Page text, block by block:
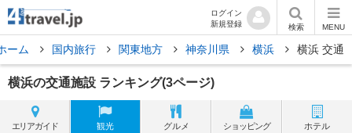
ログイン
新規登録
検索 MENU
ーム 国内旅行 関東地方 神奈川県 横浜 横浜 交通
横浜の交通施設 ランキング(3ページ)
エリアガイド 観光 グルメ ショッピング ホテル